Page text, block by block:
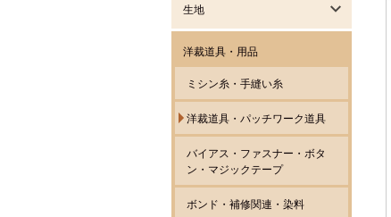
生地
洋裁道具・用品
ミシン糸・手縫い糸
洋裁道具・パッチワーク道具
バイアス・ファスナー・ボタ
ン・マジックテープ
ボンド・補修関連・染料